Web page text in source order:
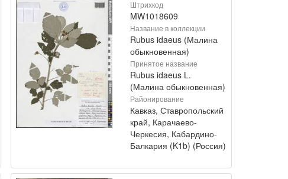
Штрихкод
MW1018609
Название в коллекции
Rubus idaeus (Малина
обыкновенная)
Принятое название
Rubus idaeus L.
(Малина обыкновенная)
Районирование
Кавказ, Ставропольский
край, Карачаево-
Черкесия, Кабардино-
Балкария (K1b) (Россия)